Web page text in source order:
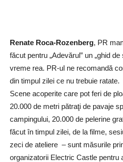
Renate Roca-Rozenberg, PR
făcut pentru „Adevărul” un „ghid
vreme rea. PR-ul ne recomandă
din timpul zilei ce nu trebuie ratate.
Scene acoperite care pot feri de
20.000 de metri pătraţi de pavaje
campingului, 20.000 de pelerine
făcut în timpul zilei, de la filme,
zeci de ateliere – sunt măsurile
organizatorii Electric Castle pentru